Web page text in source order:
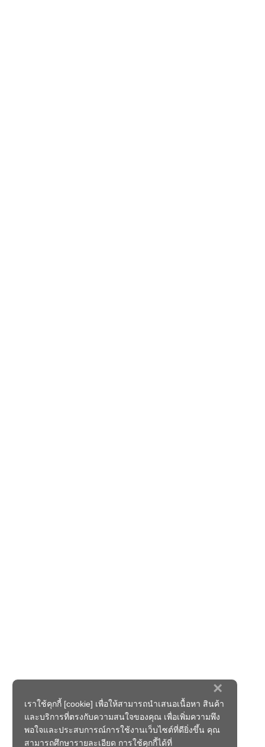
×
เราใช้คุกกี้ [cookie] เพื่อให้สามารถนำเสนอเนื้อหา สินค้า
และบริการที่ตรงกับความสนใจของคุณ เพื่อเพิ่มความพึง
พอใจและประสบการณ์การใช้งานเว็บไซต์ที่ดียิ่งขึ้น คุณ
สามารถศึกษารายละเอียด การใช้คุกกี้ได้ที่